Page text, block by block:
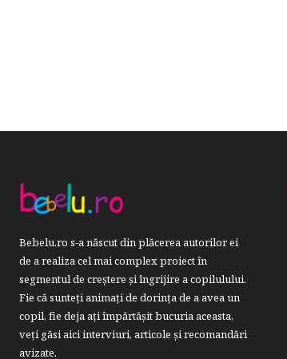
Bebelu.ro s-a născut din plăcerea autorilor ei
de a realiza cel mai complex proiect în
segmentul de creştere şi îngrijire a copilulului.
Fie că sunteţi animaţi de dorinţa de a avea un
copil, fie deja aţi împărtăşit bucuria aceasta,
veți găsi aici interviuri, articole şi recomandări
avizate.